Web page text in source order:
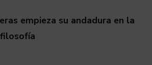
empieza su andadura en la